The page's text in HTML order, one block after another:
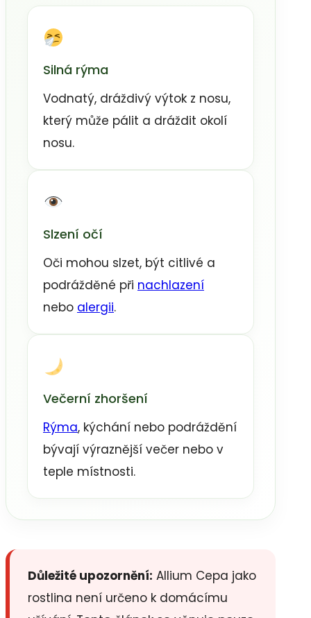
Silná rýma
Vodnatý, dráždivý výtok z nosu,
který může pálit a dráždit okolí
nosu.
Slzení očí
Oči mohou slzet, být citlivé a
podrážděné při nachlazení
nebo alergii.
Večerní zhoršení
Rýma, kýchání nebo podráždění
bývají výraznější večer nebo v
teple místnosti.
Důležité upozornění: Allium Cepa jako
rostlina není určeno k domácímu